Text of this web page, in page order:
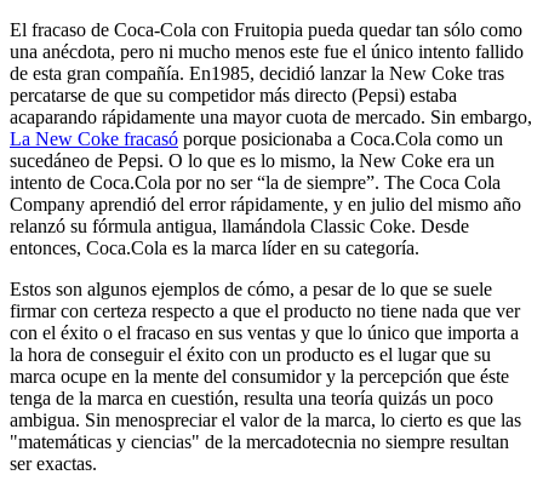
El fracaso de Coca-Cola con Fruitopia pueda quedar tan sólo como
una anécdota, pero ni mucho menos este fue el único intento fallido
de esta gran compañía. En1985, decidió lanzar la New Coke tras
percatarse de que su competidor más directo (Pepsi) estaba
acaparando rápidamente una mayor cuota de mercado. Sin embargo,
La New Coke fracasó porque posicionaba a Coca.Cola como un
sucedáneo de Pepsi. O lo que es lo mismo, la New Coke era un
intento de Coca.Cola por no ser “la de siempre”. The Coca Cola
Company aprendió del error rápidamente, y en julio del mismo año
relanzó su fórmula antigua, llamándola Classic Coke. Desde
entonces, Coca.Cola es la marca líder en su categoría.
Estos son algunos ejemplos de cómo, a pesar de lo que se suele
firmar con certeza respecto a que el producto no tiene nada que ver
con el éxito o el fracaso en sus ventas y que lo único que importa a
la hora de conseguir el éxito con un producto es el lugar que su
marca ocupe en la mente del consumidor y la percepción que éste
tenga de la marca en cuestión, resulta una teoría quizás un poco
ambigua. Sin menospreciar el valor de la marca, lo cierto es que las
"matemáticas y ciencias" de la mercadotecnia no siempre resultan
ser exactas.